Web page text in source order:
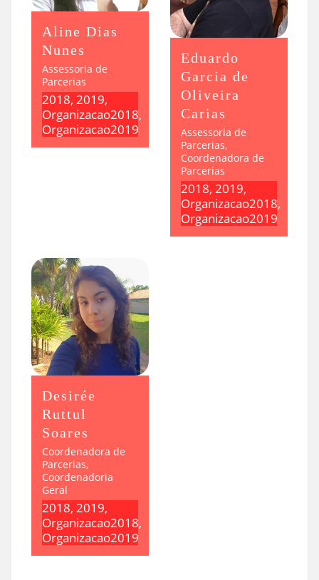
Aline Dias
Nunes
Assessoria de
Parcerias
2018, 2019,
Organizacao2018,
Organizacao2019
Eduardo
Garcia de
Oliveira
Carias
Assessoria de
Parcerias,
Coordenadora de
Parcerias
2018, 2019,
Organizacao2018,
Organizacao2019
Desirée
Ruttul
Soares
Coordenadora de
Parcerias,
Coordenadoria
Geral
2018, 2019,
Organizacao2018,
Organizacao2019